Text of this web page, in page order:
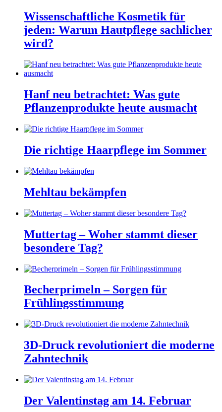
Wissenschaftliche Kosmetik für
jeden: Warum Hautpflege sachlicher
wird?
Hanf neu betrachtet: Was gute
Pflanzenprodukte heute ausmacht
Die richtige Haarpflege im Sommer
Mehltau bekämpfen
Muttertag – Woher stammt dieser
besondere Tag?
Becherprimeln – Sorgen für
Frühlingsstimmung
3D-Druck revolutioniert die moderne
Zahntechnik
Der Valentinstag am 14. Februar